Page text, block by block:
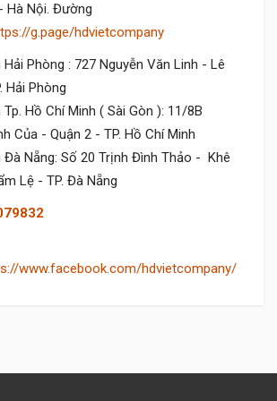
Hà Nội. Đường
g.page/hdvietcompany
Hải Phòng : 727 Nguyễn Văn Linh - Lê
Hải Phòng
Tp. Hồ Chí Minh ( Sài Gòn ): 11/8B
Của - Quận 2 - TP. Hồ Chí Minh
Đà Nẵng: Số 20 Trịnh Đình Thảo - Khê
Lệ - TP. Đà Nẵng
www.facebook.com/hdvietcompany/